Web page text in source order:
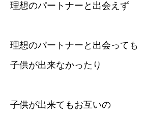
理想のパートナーと出会えず
理想のパートナーと出会っても
子供が出来なかったり
子供が出来てもお互いの